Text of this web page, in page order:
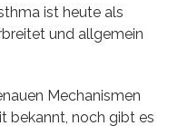
ist heute als
und allgemein
Mechanismen
bekannt, noch gibt es